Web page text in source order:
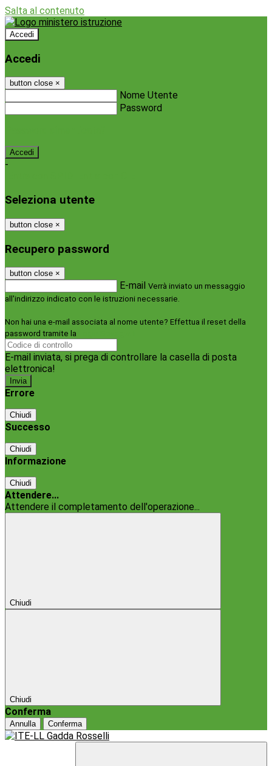
Salta al contenuto
Accedi
Accedi
button close ×
Nome Utente
Password
-
Seleziona utente
button close ×
Recupero password
button close ×
E-mail Verrà inviato un messaggio
all'indirizzo indicato con le istruzioni necessarie.
Non hai una e-mail associata al nome utente? Effettua il reset della
password tramite la
E-mail inviata, si prega di controllare la casella di posta
elettronica!
Errore
Chiudi
Successo
Chiudi
Informazione
Chiudi
Attendere...
Attendere il completamento dell'operazione...
Chiudi
Chiudi
Conferma
Annulla Conferma